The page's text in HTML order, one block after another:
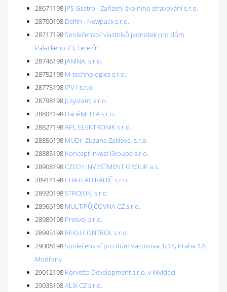
28671198 JPS Gastro - Zařízení školního stravování s.r.o.
28700198 Delfin - Newpack s.r.o.
28717198Společenství vlastníků jednotek pro dům
Palackého 73, Terezín
28746198 JANINA, s.r.o.
28752198 M-technologies s.r.o.
28775198 iPV1 s.r.o.
28798198 JLsystem, s.r.o.
28804198 DaněMEDIA s.r.o.
28827198APL ELEKTRONIK s.r.o.
28856198 MUDr. Zuzana Zaklová, s.r.o.
28885198 Koncept Invest Groupe s.r.o.
28908198CZECH INVESTMENT GROUP a.s.
28914198CHATEAU RADÍČ s.r.o.
28920198STROJUK, s.r.o.
28966198 MULTIPŮJČOVNA CZ s.r.o.
28989198 Presvo, s.r.o.
28995198 REKU CONTROL s.r.o.
29006198Společenství pro dům Vazovova 3214, Praha 12-
Modřany
29012198 Korvetta Development s.r.o. v likvidaci
29035198ALIX CZ s.r.o.